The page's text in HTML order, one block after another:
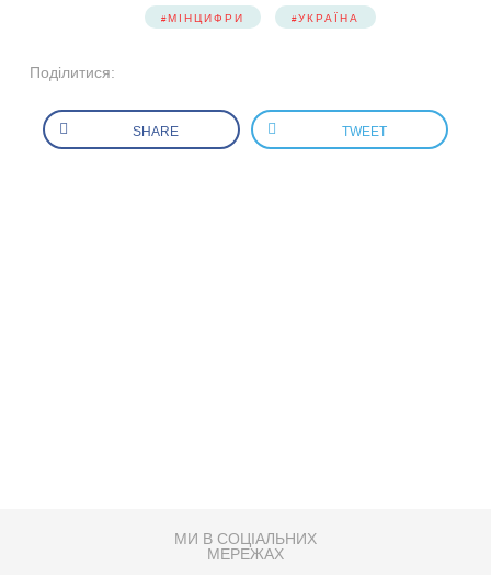
МІНЦИФРИ УКРАЇНА
Поділитися:
SHARE TWEET
МИ В СОЦІАЛЬНИХ
МЕРЕЖАХ